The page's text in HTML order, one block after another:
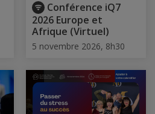
Conférence iQ7
2026 Europe et
Afrique (Virtuel)
5 novembre 2026, 8h30